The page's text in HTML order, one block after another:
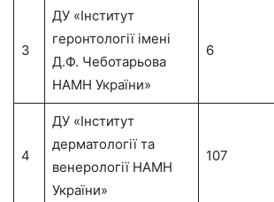
3
ДУ «Інститут
геронтології імені
Д.Ф. Чеботарьова
НАМН України»
6
4
ДУ «Інститут
дерматології та
венерології НАМН
України»
107